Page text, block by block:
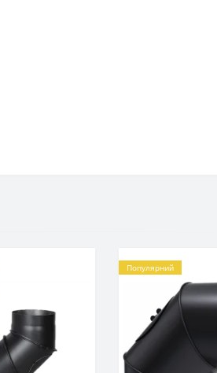
Популярний